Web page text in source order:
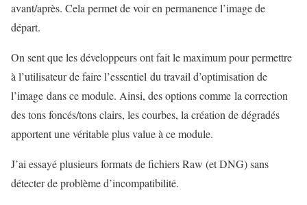
avant/après. Cela permet de voir en permanence l’image de
départ.
On sent que les développeurs ont fait le maximum pour permettre
à l’utilisateur de faire l’essentiel du travail d’optimisation de
l’image dans ce module. Ainsi, des options comme la correction
des tons foncés/tons clairs, les courbes, la création de dégradés
apportent une véritable plus value à ce module.
J’ai essayé plusieurs formats de fichiers Raw (et DNG) sans
détecter de problème d’incompatibilité.